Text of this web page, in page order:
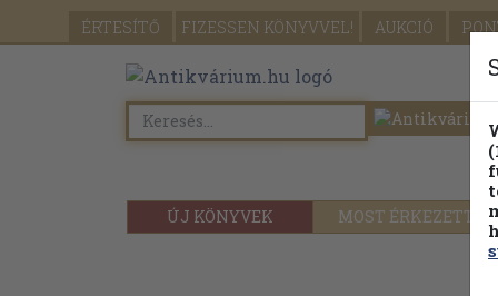
ÉRTESÍTŐ FIZESSEN KÖNYVVEL! AUKCIÓ
ÚJ KÖNYVEK MOST ÉRKEZETT